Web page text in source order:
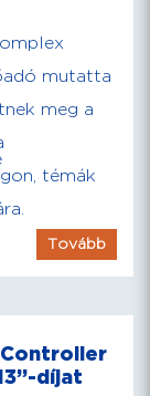
mutatta
meg a
témák
Tovább
díjat